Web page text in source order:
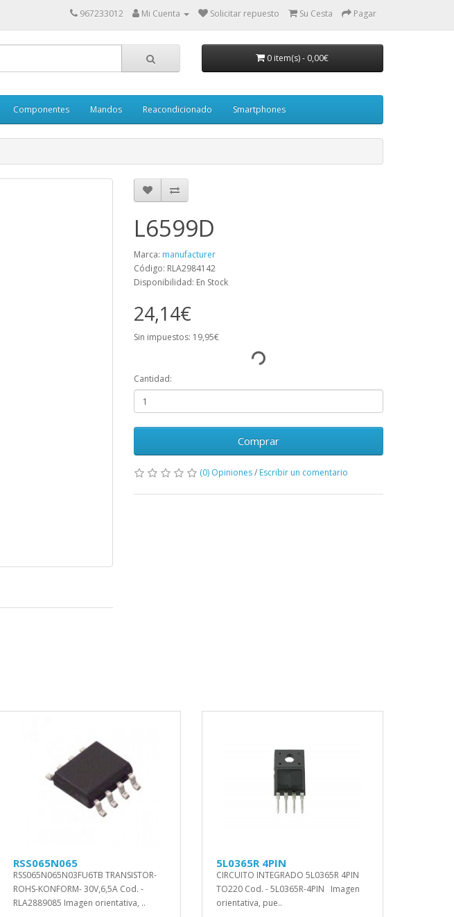
967233012 Mi Cuenta Solicitar repuesto Su Cesta Pagar
0 item(s)- 0,00€
Componentes Mandos Reacondicionado Smartphones
L6599D
Marca: manufacturer
Código: RLA2984142
Disponibilidad: En Stock
24,14€
Sin impuestos: 19,95€
Cantidad:
Comprar
(0) Opiniones/ Escribir un comentario
RSS065N065
RSS065N065N03FU6TB TRANSISTOR-
ROHS-KONFORM- 30V,6,5A Cod. -
RLA2889085 Imagen orientativa, ..
5L0365R 4PIN
CIRCUITO INTEGRADO 5L0365R 4PIN
TO220 Cod. - 5L0365R-4PIN Imagen
orientativa, pue..